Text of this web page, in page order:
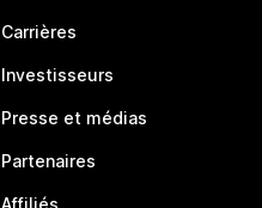
Carrières
Investisseurs
Presse et médias
Partenaires
Affiliés